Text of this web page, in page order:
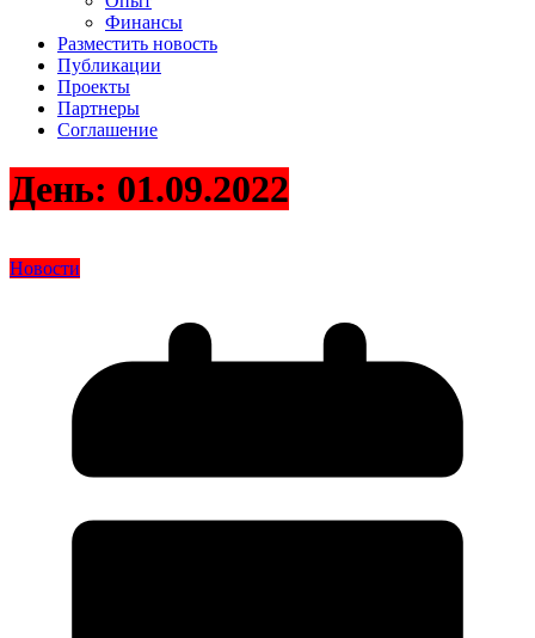
Финансы
Разместить новость
Публикации
Проекты
Партнеры
Соглашение
День: 01.09.2022
Новости